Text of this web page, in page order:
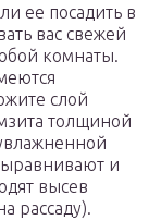
ее посадить в
вас свежей
комнаты.
слой
толщиной
и
высев
рассаду).